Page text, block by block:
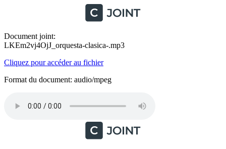
Document joint:
LKEm2vj4OjJ_orquesta-clasica-.mp3
Cliquez pour accéder au fichier
Format du document: audio/mpeg